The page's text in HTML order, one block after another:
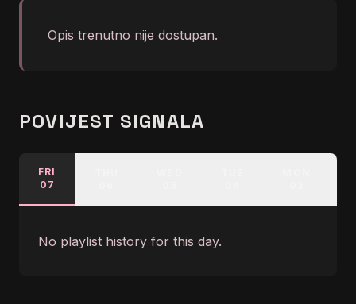
Opis trenutno nije dostupan.
POVIJEST SIGNALA
FRI
07
No playlist history for this day.